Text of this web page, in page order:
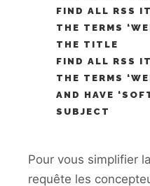
FIND ALL RSS
THE TERMS
THE TITLE
FIND ALL RSS
THE TERMS
AND HAVE
SUBJECT
Pour vous simplifier
requête les